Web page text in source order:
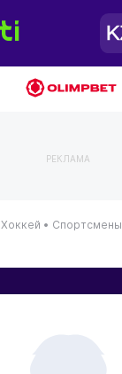
РЕКЛАМА
Хоккей • Спортсмены